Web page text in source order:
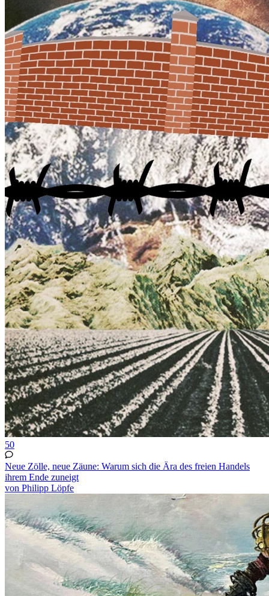
50
Neue Zölle, neue Zäune: Warum sich die Ära des freien Handels
ihrem Ende zuneigt
von Philipp Löpfe